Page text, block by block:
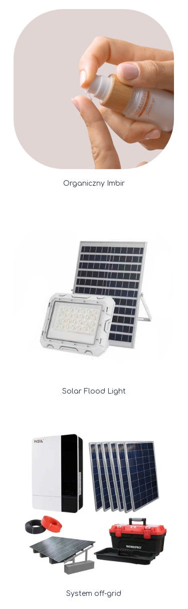
Solar Flood Light
System off-grid
Organiczny Imbir